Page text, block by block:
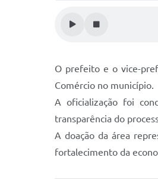
O prefeito e o vice-
Comércio no município.
A oficialização foi
transparência do
A doação da área
fortalecimento da